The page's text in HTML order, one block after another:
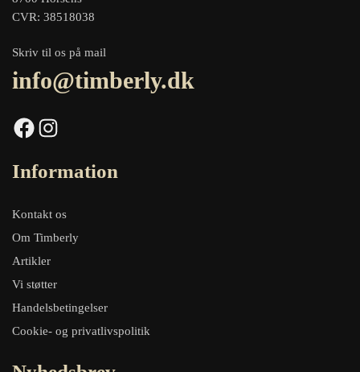
CVR: 38518038
Skriv til os på mail
info@timberly.dk
Facebook Instagram
Information
Kontakt os
Om Timberly
Artikler
Vi støtter
Handelsbetingelser
Cookie- og privatlivspolitik